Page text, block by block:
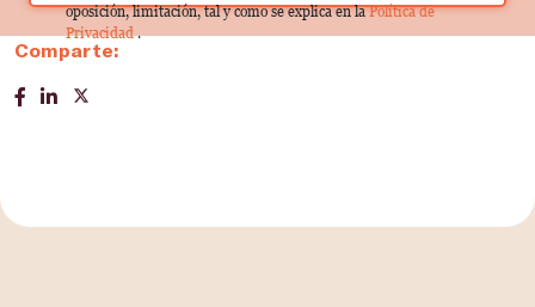
oposición, limitación, tal y como se explica en laPolítica de
Privacidad.
Comparte: